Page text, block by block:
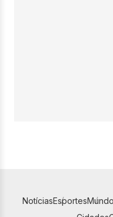
NotíciasEsportes